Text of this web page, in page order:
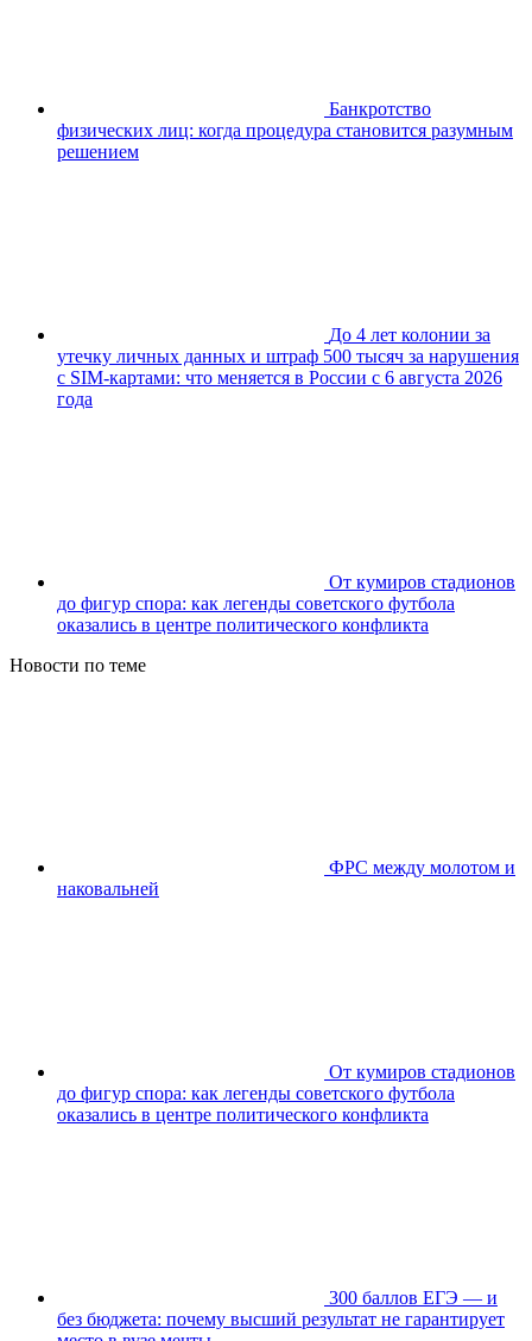
Банкротство
физических лиц: когда процедура становится разумным
решением
До 4 лет колонии за
утечку личных данных и штраф 500 тысяч за нарушения
с SIM-картами: что меняется в России с 6 августа 2026
года
От кумиров стадионов
до фигур спора: как легенды советского футбола
оказались в центре политического конфликта
Новости по теме
ФРС между молотом и
наковальней
От кумиров стадионов
до фигур спора: как легенды советского футбола
оказались в центре политического конфликта
300 баллов ЕГЭ — и
без бюджета: почему высший результат не гарантирует